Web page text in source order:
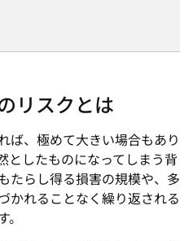
リスクとは
ば、極めて大きい場合もあり
としたものになってしまう背
たらし得る損害の規模や、多
かれることなく繰り返される